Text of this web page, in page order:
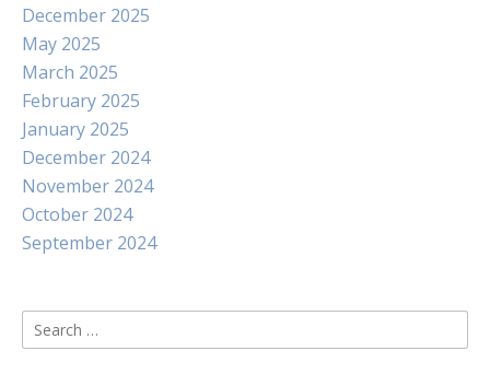
December 2025
May 2025
March 2025
February 2025
January 2025
December 2024
November 2024
October 2024
September 2024
Search
for: